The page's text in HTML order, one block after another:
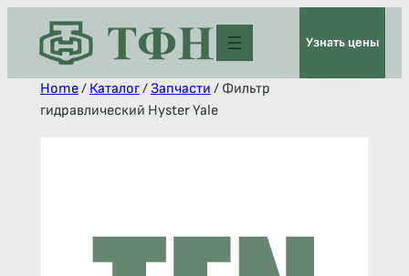
Узнать цены
Home/ Каталог/ Запчасти / Фильтр
гидравлический Hyster Yale